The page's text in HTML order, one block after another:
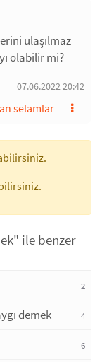
ulaşılmaz
olabilir mi?
07.06.2022 20:42
selamlar
ile benzer
2
demek 4
6